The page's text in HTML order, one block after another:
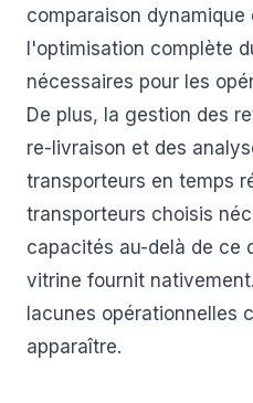
comparaison dynamique
l'optimisation complète
nécessaires pour les
De plus, la gestion des
re-livraison et des
transporteurs en temps
transporteurs choisis
capacités au-delà de ce
vitrine fournit
lacunes opérationnelles
apparaître.